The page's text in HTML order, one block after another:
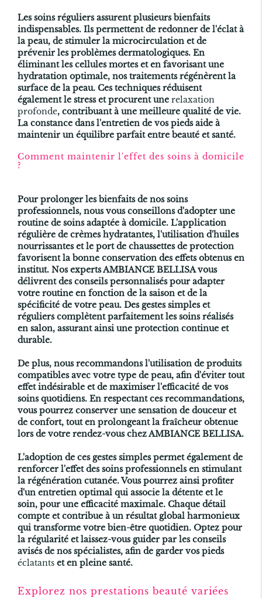
Les soins réguliers assurent plusieurs bienfaits
indispensables. Ils permettent de redonner de l'éclat à
la peau, de stimuler la microcirculation et de
prévenir les problèmes dermatologiques. En
éliminant les cellules mortes et en favorisant une
hydratation optimale, nos traitements régénèrent la
surface de la peau. Ces techniques réduisent
également le stress et procurent une relaxation
profonde, contribuant à une meilleure qualité de vie.
La constance dans l'entretien de vos pieds aide à
maintenir un équilibre parfait entre beauté et santé.
Comment maintenir l'effet des soins à domicile
?
Pour prolonger les bienfaits de nos soins
professionnels, nous vous conseillons d'adopter une
routine de soins adaptée à domicile. L'application
régulière de crèmes hydratantes, l'utilisation d'huiles
nourrissantes et le port de chaussettes de protection
favorisent la bonne conservation des effets obtenus en
institut. Nos experts AMBIANCE BELLISA vous
délivrent des conseils personnalisés pour adapter
votre routine en fonction de la saison et de la
spécificité de votre peau. Des gestes simples et
réguliers complètent parfaitement les soins réalisés
en salon, assurant ainsi une protection continue et
durable.
De plus, nous recommandons l'utilisation de produits
compatibles avec votre type de peau, afin d'éviter tout
effet indésirable et de maximiser l'efficacité de vos
soins quotidiens. En respectant ces recommandations,
vous pourrez conserver une sensation de douceur et
de confort, tout en prolongeant la fraîcheur obtenue
lors de votre rendez-vous chez AMBIANCE BELLISA.
L'adoption de ces gestes simples permet également de
renforcer l'effet des soins professionnels en stimulant
la régénération cutanée. Vous pourrez ainsi profiter
d'un entretien optimal qui associe la détente et le
soin, pour une efficacité maximale. Chaque détail
compte et contribue à un résultat global harmonieux
qui transforme votre bien-être quotidien. Optez pour
la régularité et laissez-vous guider par les conseils
avisés de nos spécialistes, afin de garder vos pieds
éclatants et en pleine santé.
Explorez nos prestations beauté variées